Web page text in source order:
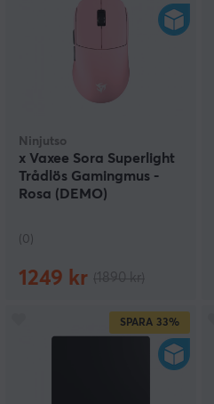
Ninjutso
x Vaxee Sora Superlight
Trådlös Gamingmus -
Rosa (DEMO)
(0)
1249 kr
SPARA 33%